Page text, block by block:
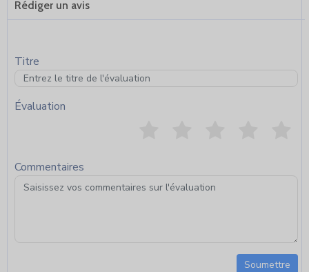
Rédiger un avis
Titre
Évaluation
Commentaires
Soumettre